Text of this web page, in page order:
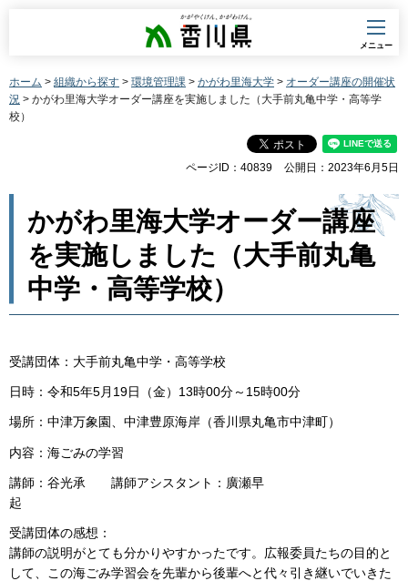
香川県
メニュー
ホーム > 組織から探す > 環境管理課 > かがわ里海大学 > オーダー講座の開催状
況 > かがわ里海大学オーダー講座を実施しました（大手前丸亀中学・高等学
校）
ページID：40839 公開日：2023年6月5日
かがわ里海大学オーダー講座
を実施しました（大手前丸亀
中学・高等学校）
受講団体：大手前丸亀中学・高等学校
日時：令和5年5月19日（金）13時00分～15時00分
場所：中津万象園、中津豊原海岸（香川県丸亀市中津町）
内容：海ごみの学習
講師：谷光承 講師アシスタント：廣瀬早
起
受講団体の感想：
講師の説明がとても分かりやすかったです。広報委員たちの目的と
して、この海ごみ学習会を先輩から後輩へと代々引き継いでいきた